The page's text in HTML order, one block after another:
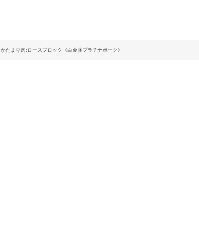
かたまり肉:ロースブロック《白金豚プラチナポーク》